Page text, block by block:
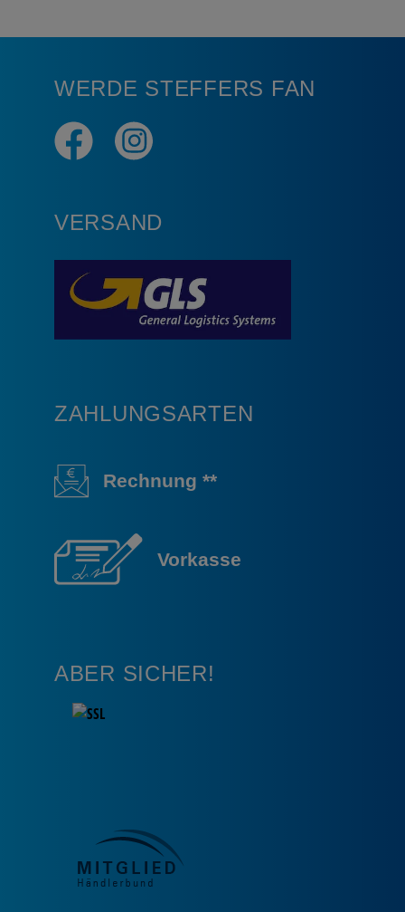
WERDE STEFFERS FAN
VERSAND
ZAHLUNGSARTEN
Rechnung **
Vorkasse
ABER SICHER!